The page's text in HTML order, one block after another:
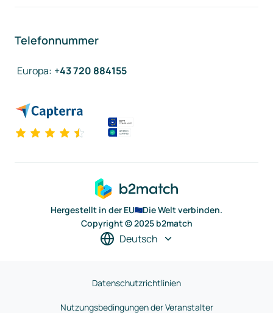
Telefonnummer
Europa: +43 720 884155
Hergestellt in der EU
Die Welt verbinden.
Copyright © 2025 b2match
Deutsch
Datenschutzrichtlinien
Nutzungsbedingungen der Veranstalter